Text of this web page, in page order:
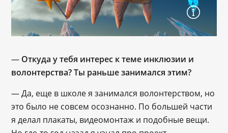
— Откуда у тебя интерес к теме инклюзии и
волонтерства? Ты раньше занимался этим?
— Да, еще в школе я занимался волонтерством, но
это было не совсем осознанно. По большей части
я делал плакаты, видеомонтаж и подобные вещи.